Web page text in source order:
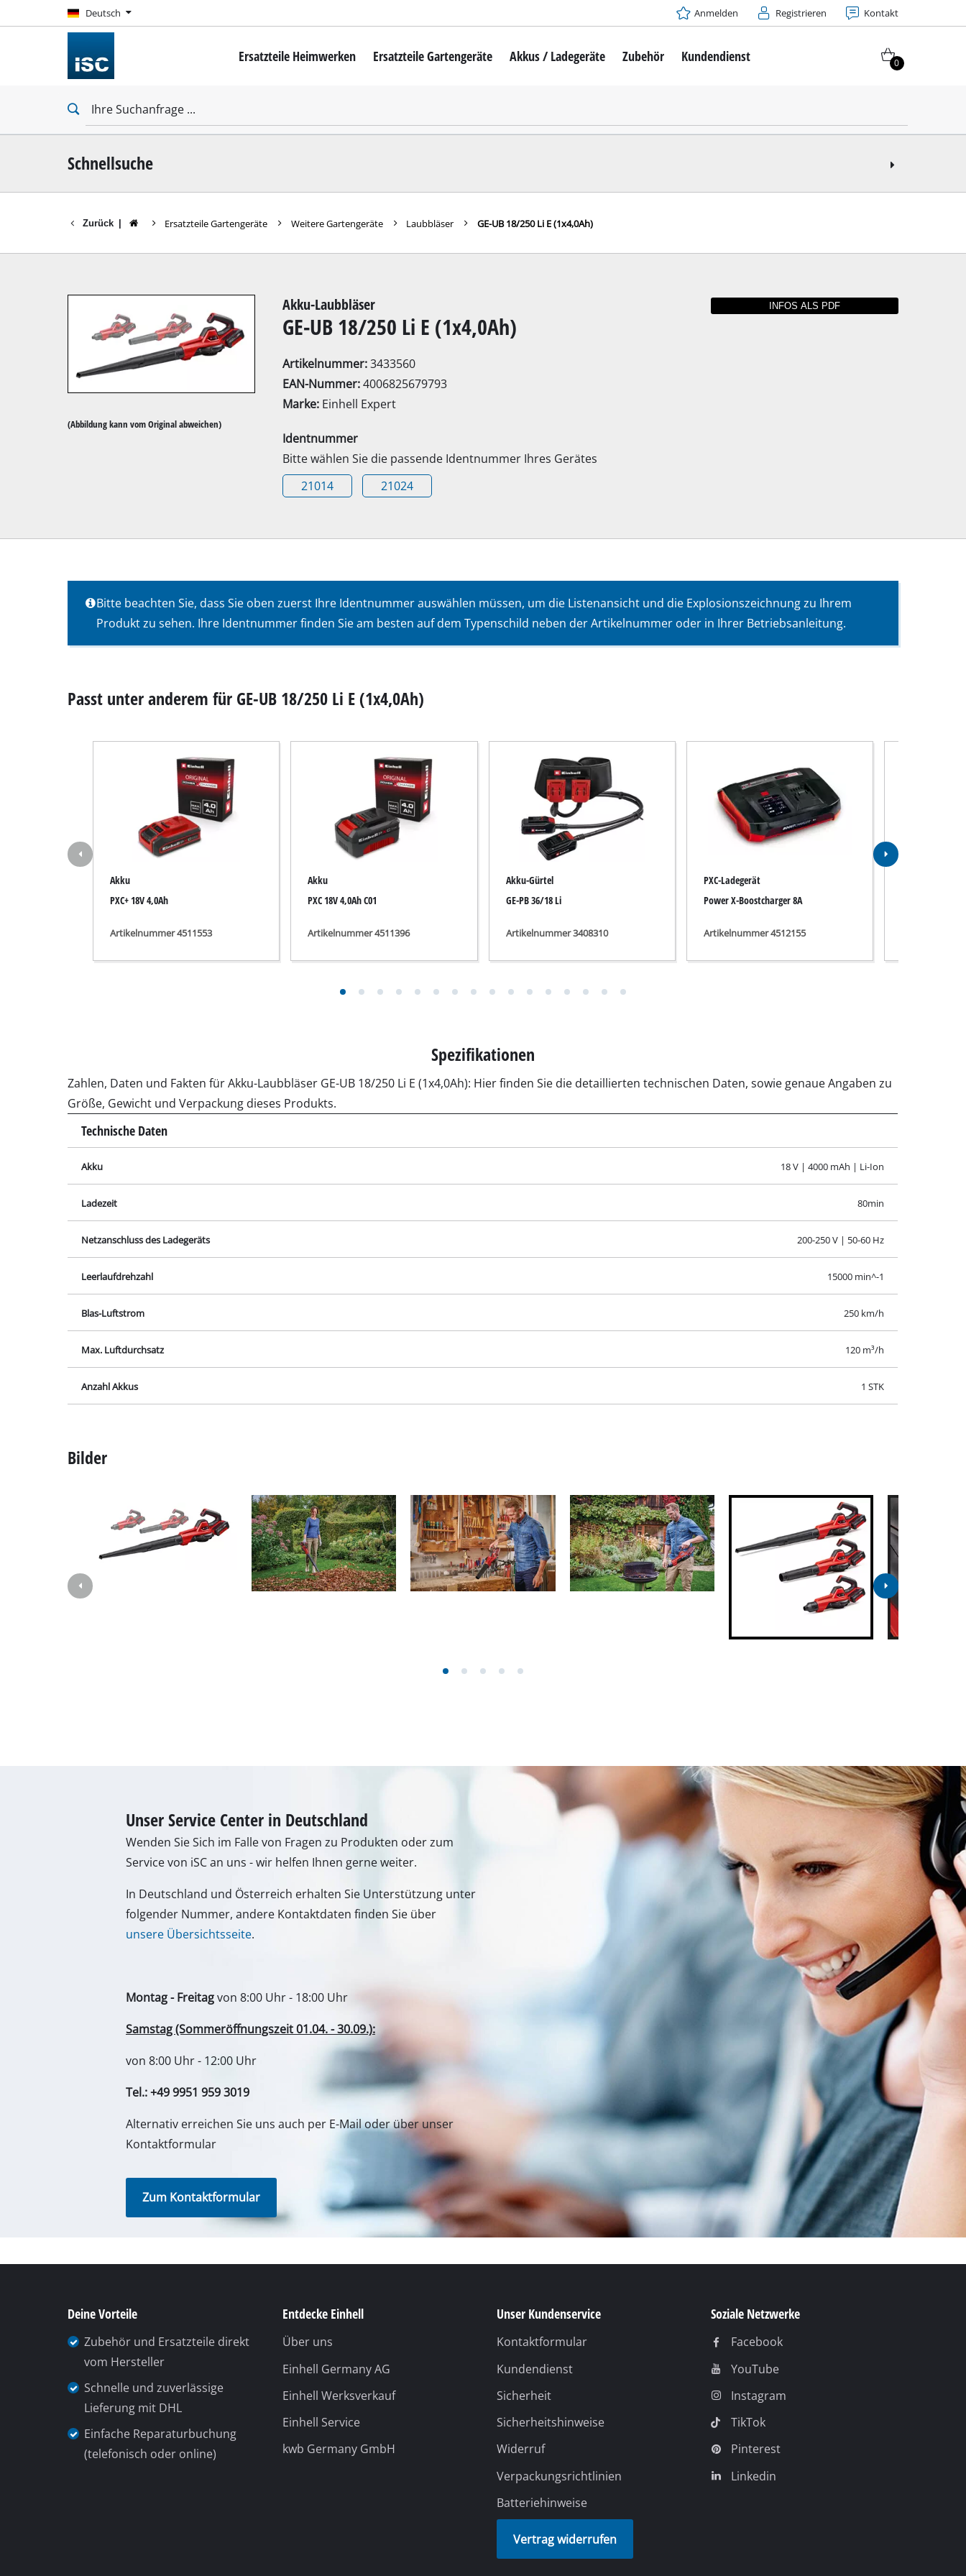
Deutsch
Deutsch Anmelden Registrieren Kontakt
Ersatzteile Heimwerken
Mini-Schrauber
Schlagschrauber
Bohrhämmer
Abbruchhämmer
Stationäre Bohrmaschinen
Handkreissägen
Stichsägen
Handstaubsauger
Doppelschleifer
Exzenterschleifer
Wand- / Bodenschleifer
Hybrid-Kompressoren
Elektro-Kompressoren
Auto-Kompressoren
Multifunktionswerkzeuge
Lampen
Laser / Messgeräte
Schweißgeräte
Sonstige Geräte
Ersatzteile Gartengeräte
Akku-Rasenmäher
Elektro-Rasenmäher
Akku-Rasentrimmer
Elektro-Rasentrimmer
Akku-Sensen
Elektro-Sensen
Benzin-Heckenscheren
Teleskop-Heckenscheren
Klarwasserpumpen
Schmutzwasserpumpen
Tiefbrunnenpumpen
Benzin-Wasserpumpen
Sonstige Pumpen
Akku-Vertikutierer
Benzin-Vertikutierer
Hand-Vertikutierer
Elektro-Kettensägen
Hochentaster
Hochdruckreiniger
Fugenreiniger
Laubbläser
Akkus / Ladegeräte Zubehör Kundendienst 0
Schnellsuche
Zurück Ersatzteile Gartengeräte Weitere Gartengeräte Laubbläser GE-UB 18/250 Li E (1x4,0Ah)
(Abbildung kann vom Original abweichen)
Akku-Laubbläser
GE-UB 18/250 Li E (1x4,0Ah)
Artikelnummer:3433560
EAN-Nummer:4006825679793
Marke: Einhell Expert
Identnummer
Bitte wählen Sie die passende Identnummer Ihres Gerätes
21014
21024
Bitte beachten Sie, dass Sie oben zuerst Ihre Identnummer auswählen müssen, um die Listenansicht und die Explosionszeichnung zu Ihrem
Produkt zu sehen. Ihre Identnummer finden Sie am besten auf dem Typenschild neben der Artikelnummer oder in Ihrer Betriebsanleitung.
Passt unter anderem für GE-UB 18/250 Li E (1x4,0Ah)
Akku
PXC+ 18V 4,0Ah
Artikelnummer 4511553
Akku
PXC 18V 4,0Ah C01
Artikelnummer 4511396
Akku-Gürtel
GE-PB 36/18 Li
Artikelnummer 3408310
PXC-Ladegerät
Power X-Boostcharger 8A
Artikelnummer 4512155
Spezifikationen
Zahlen, Daten und Fakten für Akku-Laubbläser GE-UB 18/250 Li E (1x4,0Ah): Hier finden Sie die detaillierten technischen Daten, sowie genaue Angaben zu
Größe, Gewicht und Verpackung dieses Produkts.
Technische Daten
Akku 18 V | 4000 mAh | Li-Ion
Ladezeit 80min
Netzanschluss des Ladegeräts 200-250 V | 50-60 Hz
Leerlaufdrehzahl 15000 min^-1
Blas-Luftstrom 250 km/h
Max. Luftdurchsatz 120 m³/h
Anzahl Akkus 1 STK
Bilder
Unser Service Center in Deutschland
Wenden Sie Sich im Falle von Fragen zu Produkten oder zum
Service von iSC an uns - wir helfen Ihnen gerne weiter.
In Deutschland und Österreich erhalten Sie Unterstützung unter
folgender Nummer, andere Kontaktdaten finden Sie über
unsere Übersichtsseite.
Montag - Freitagvon 8:00 Uhr - 18:00 Uhr
Samstag (Sommeröffnungszeit 01.04. - 30.09.):
von 8:00 Uhr - 12:00 Uhr
Tel.: +49 9951 959 3019
Alternativ erreichen Sie uns auch per E-Mail oder über unser
Kontaktformular
Zum Kontaktformular
Deine Vorteile
Zubehör und Ersatzteile direkt
vom Hersteller
Schnelle und zuverlässige
Lieferung mit DHL
Einfache Reparaturbuchung
(telefonisch oder online)
Entdecke Einhell
Über uns
Einhell Germany AG
Einhell Werksverkauf
Einhell Service
kwb Germany GmbH
Unser Kundenservice
Kontaktformular
Kundendienst
Sicherheit
Sicherheitshinweise
Widerruf
Verpackungsrichtlinien
Batteriehinweise
Vertrag widerrufen
Soziale Netzwerke
Facebook
YouTube
Instagram
TikTok
Pinterest
Linkedin